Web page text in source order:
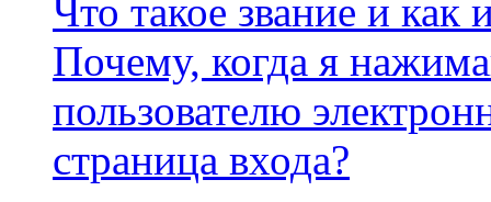
Что такое звание и как
Почему, когда я
пользователю
страница входа?